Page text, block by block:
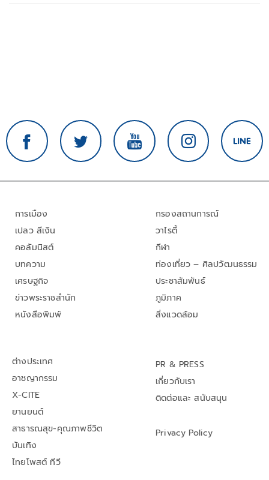
การเมือง
เปลว สีเงิน
คอลัมนิสต์
บทความ
เศรษฐกิจ
ข่าวพระราชสำนัก
หนังสือพิมพ์
กรองสถานการณ์
วาไรตี้
กีฬา
ท่องเที่ยว – ศิลปวัฒนธรรม
ประชาสัมพันธ์
ภูมิภาค
สิ่งแวดล้อม
ต่างประเทศ
อาชญากรรม
X-CITE
ยานยนต์
สาธารณสุข-คุณภาพชีวิต
บันเทิง
ไทยโพสต์ ทีวี
PR & PRESS
เกี่ยวกับเรา
ติดต่อและ สนับสนุน
Privacy Policy